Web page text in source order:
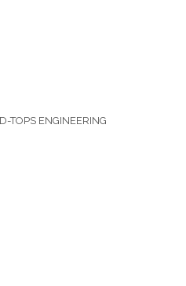
TOPS ENGINEERING